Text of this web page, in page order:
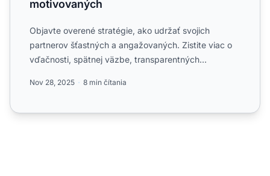
motivovaných
Objavte overené stratégie, ako udržať svojich
partnerov šťastných a angažovaných. Zistite viac o
vďačnosti, spätnej väzbe, transparentných
Nov 28, 2025 8 min čítania